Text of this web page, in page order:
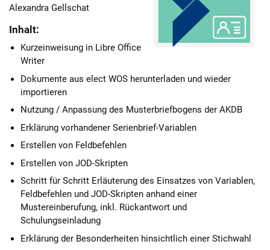
Alexandra Gellschat
Inhalt:
Kurzeinweisung in Libre Office
Writer
Dokumente aus elect WOS herunterladen und wieder
importieren
Nutzung / Anpassung des Musterbriefbogens der AKDB
Erklärung vorhandener Serienbrief-Variablen
Erstellen von Feldbefehlen
Erstellen von JOD-Skripten
Schritt für Schritt Erläuterung des Einsatzes von Variablen,
Feldbefehlen und JOD-Skripten anhand einer
Mustereinberufung, inkl. Rückantwort und
Schulungseinladung
Erklärung der Besonderheiten hinsichtlich einer Stichwahl